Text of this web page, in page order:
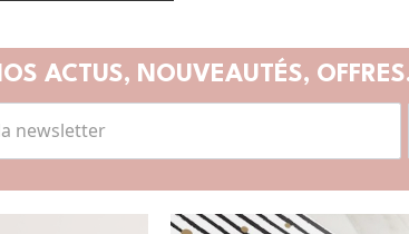
ACTUS, NOUVEAUTÉS,